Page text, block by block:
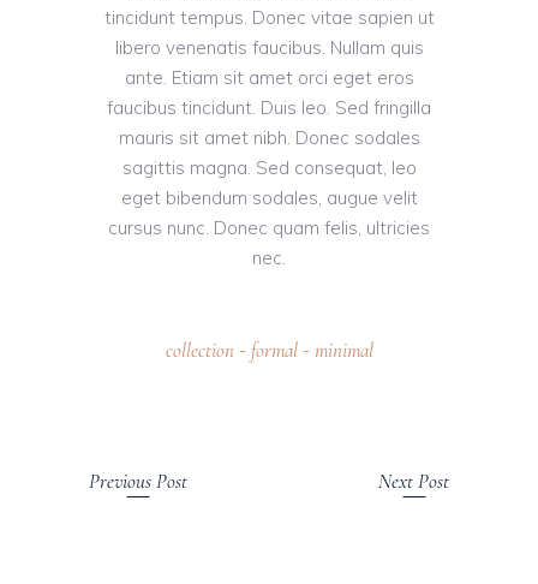
tincidunt tempus. Donec vitae sapien ut
libero venenatis faucibus. Nullam quis
ante. Etiam sit amet orci eget eros
faucibus tincidunt. Duis leo. Sed fringilla
mauris sit amet nibh. Donec sodales
sagittis magna. Sed consequat, leo
eget bibendum sodales, augue velit
cursus nunc. Donec quam felis, ultricies
nec.
collection - formal- minimal
Previous Post Next Post